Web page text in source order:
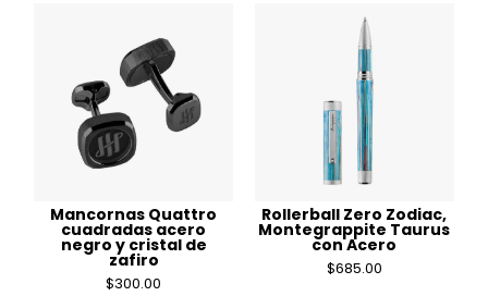
Mancornas Quattro
cuadradas acero
negro y cristal de
zafiro
$300.00
Rollerball Zero Zodiac,
Montegrappite Taurus
con Acero
$685.00